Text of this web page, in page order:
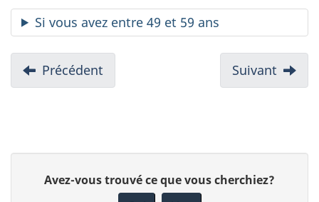
Si vous avez entre 49 et 59 ans
N
a
g
Précédent
Comment
Suivant :
Cotiser
Avez-vous trouvé ce que vous cherchiez?